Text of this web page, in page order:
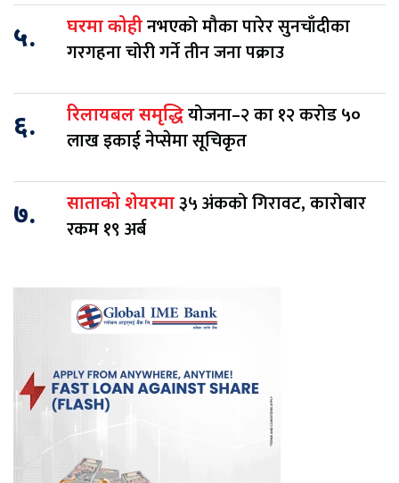
५. घरमा कोहीनभएको मौका पारेर सुनचाँदीका
गरगहना चोरी गर्ने तीन जना पक्राउ
६. रिलायबल समृद्धियोजना–२ का १२ करोड ५०
लाख इकाई नेप्सेमा सूचिकृत
७. साताको शेयरमा३५ अंकको गिरावट, कारोबार
रकम १९ अर्ब